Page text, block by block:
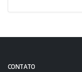
CONTATO